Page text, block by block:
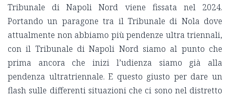
Tribunale di Napoli Nord viene fissata nel 2024.
Portando un paragone tra il Tribunale di Nola dove
attualmente non abbiamo più pendenze ultra triennali,
con il Tribunale di Napoli Nord siamo al punto che
prima ancora che inizi l’udienza siamo già alla
pendenza ultratriennale. E questo giusto per dare un
flash sulle differenti situazioni che ci sono nel distretto